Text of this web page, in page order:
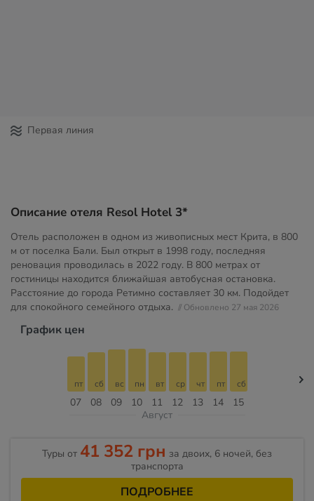
Первая линия
Описание отеля Resol Hotel 3*
Отель расположен в одном из живописных мест Крита, в 800
м от поселка Бали. Был открыт в 1998 году, последняя
реновация проводилась в 2022 году. В 800 метрах от
гостиницы находится ближайшая автобусная остановка.
Расстояние до города Ретимно составляет 30 км. Подойдет
для спокойного семейного отдыха. // Обновлено 27 мая 2026
График цен
07
пт
08
сб
09
вс
10
пн
11
вт
12
ср
13
чт
14
пт
15
сб
Август
Туры от 41 352 грн за двоих, 6 ночей, без
транспорта
ПОДРОБНЕЕ